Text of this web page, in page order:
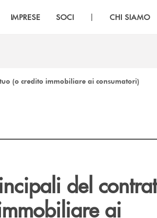
IMPRESE SOCI | CHI SIAMO
(o credito immobiliare ai consumatori)
del
ai